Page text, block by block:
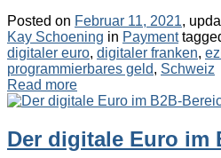
Posted on Februar 11, 2021,
Kay Schoening in Categories
Payment
digitaler euro, digitaler franken,
programmierbares geld, Schweiz
Read more
Der digitale Euro im